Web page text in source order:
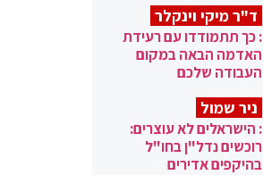
ד"ר מיקי וינקלר
: כך תתמודדו עם רעידת
האדמה הבאה במקום
העבודה שלכם
ניר שמול
: הישראלים לא עוצרים:
רוכשים נדל"ן בחו"ל
בהיקפים אדירים